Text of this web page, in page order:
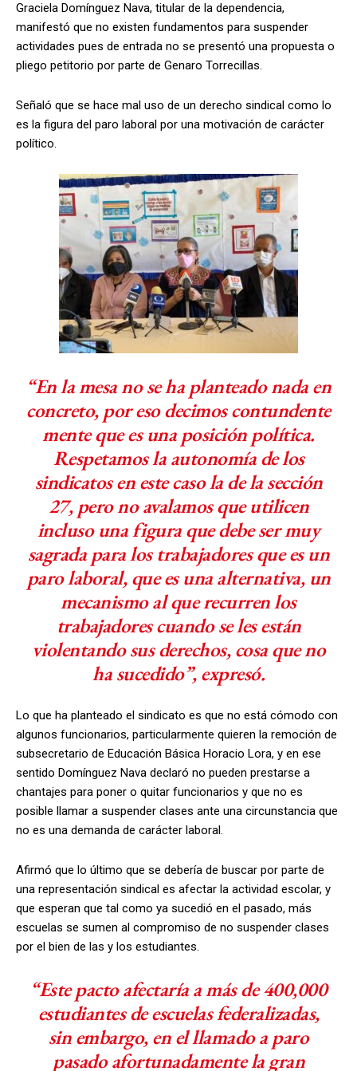
Graciela Domínguez Nava, titular de la dependencia,
manifestó que no existen fundamentos para suspender
actividades pues de entrada no se presentó una propuesta o
pliego petitorio por parte de Genaro Torrecillas.
Señaló que se hace mal uso de un derecho sindical como lo
es la figura del paro laboral por una motivación de carácter
político.
“En la mesa no se ha planteado nada en
concreto, por eso decimos contundente
mente que es una posición política.
Respetamos la autonomía de los
sindicatos en este caso la de la sección
27, pero no avalamos que utilicen
incluso una figura que debe ser muy
sagrada para los trabajadores que es un
paro laboral, que es una alternativa, un
mecanismo al que recurren los
trabajadores cuando se les están
violentando sus derechos, cosa que no
ha sucedido”, expresó.
Lo que ha planteado el sindicato es que no está cómodo con
algunos funcionarios, particularmente quieren la remoción de
subsecretario de Educación Básica Horacio Lora, y en ese
sentido Domínguez Nava declaró no pueden prestarse a
chantajes para poner o quitar funcionarios y que no es
posible llamar a suspender clases ante una circunstancia que
no es una demanda de carácter laboral.
Afirmó que lo último que se debería de buscar por parte de
una representación sindical es afectar la actividad escolar, y
que esperan que tal como ya sucedió en el pasado, más
escuelas se sumen al compromiso de no suspender clases
por el bien de las y los estudiantes.
“Este pacto afectaría a más de 400,000
estudiantes de escuelas federalizadas,
sin embargo, en el llamado a paro
pasado afortunadamente la gran